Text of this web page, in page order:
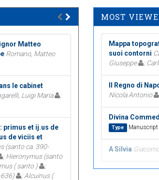
Matteo
Romano, Matteo
le cabinet
Luigi Maria
;
primus et ij.us de
de viciis et
(santo ca. 390-
; Hieronymus (santo
( santo )
;
; Alcuinus (
MOST
Mappa
suoi contorni
Giuseppe
;
Il Regno di
Nicola Antonio
Divina
Type Manuscript
A Silvia